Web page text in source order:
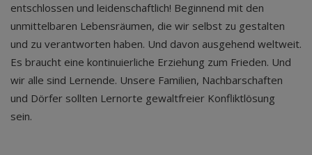
entschlossen und leidenschaftlich! Beginnend mit den
unmittelbaren Lebensräumen, die wir selbst zu gestalten
und zu verantworten haben. Und davon ausgehend weltweit.
Es braucht eine kontinuierliche Erziehung zum Frieden. Und
wir alle sind Lernende. Unsere Familien, Nachbarschaften
und Dörfer sollten Lernorte gewaltfreier Konfliktlösung
sein.